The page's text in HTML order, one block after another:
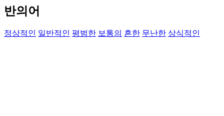
반의어
정상적인 일반적인 평범한 보통의 흔한 무난한 상식적인